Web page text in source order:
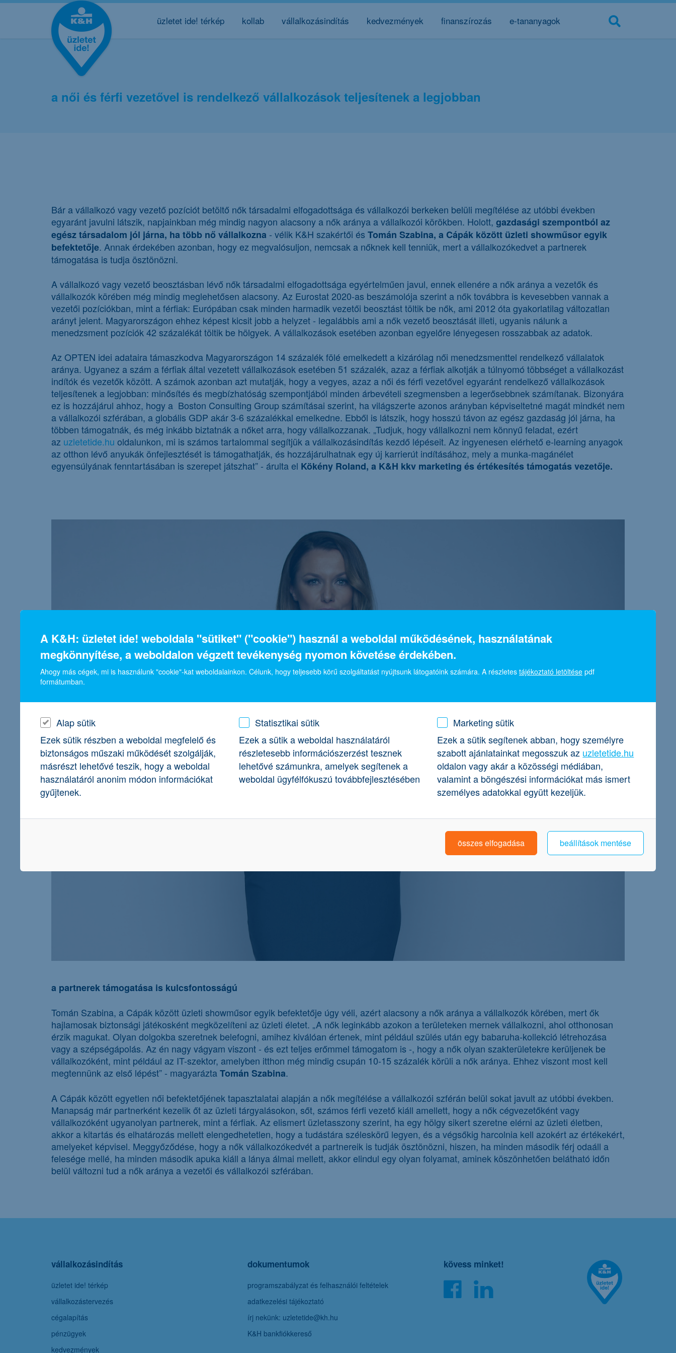
üzletet ide! térkép kollab vállalkozásindítás kedvezmények finanszírozás e-tananyagok
a női és férfi vezetővel is rendelkező vállalkozások teljesítenek a legjobban
Bár a vállalkozó vagy vezető pozíciót betöltő nők társadalmi elfogadottsága és vállalkozói berkeken belüli megítélése az utóbbi években
egyaránt javulni látszik, napjainkban még mindig nagyon alacsony a nők aránya a vállalkozói körökben. Holott, gazdasági szempontból az
egész társadalom jól járna, ha több nő vállalkozna - vélik K&H szakértői és Tomán Szabina, a Cápák között üzleti showműsor egyik
befektetője. Annak érdekében azonban, hogy ez megvalósuljon, nemcsak a nőknek kell tenniük, mert a vállalkozókedvet a partnerek
támogatása is tudja ösztönözni.
A vállalkozó vagy vezető beosztásban lévő nők társadalmi elfogadottsága egyértelműen javul, ennek ellenére a nők aránya a vezetők és
vállalkozók körében még mindig meglehetősen alacsony. Az Eurostat 2020-as beszámolója szerint a nők továbbra is kevesebben vannak a
vezetői pozíciókban, mint a férfiak: Európában csak minden harmadik vezetői beosztást töltik be nők, ami 2012 óta gyakorlatilag változatlan
arányt jelent. Magyarországon ehhez képest kicsit jobb a helyzet - legalábbis ami a nők vezető beosztását illeti, ugyanis nálunk a
menedzsment pozíciók 42 százalékát töltik be hölgyek. A vállalkozások esetében azonban egyelőre lényegesen rosszabbak az adatok.
Az OPTEN idei adataira támaszkodva Magyarországon 14 százalék fölé emelkedett a kizárólag női menedzsmenttel rendelkező vállalatok
aránya. Ugyanez a szám a férfiak által vezetett vállalkozások esetében 51 százalék, azaz a férfiak alkotják a túlnyomó többséget a vállalkozást
indítók és vezetők között. A számok azonban azt mutatják, hogy a vegyes, azaz a női és férfi vezetővel egyaránt rendelkező vállalkozások
teljesítenek a legjobban: minősítés és megbízhatóság szempontjából minden árbevételi szegmensben a legerősebbnek számítanak. Bizonyára
ez is hozzájárul ahhoz, hogy a Boston Consulting Group számításai szerint, ha világszerte azonos arányban képviseltetné magát mindkét nem
a vállalkozói szférában, a globális GDP akár 3-6 százalékkal emelkedne. Ebből is látszik, hogy hosszú távon az egész gazdaság jól járna, ha
többen támogatnák, és még inkább biztatnák a nőket arra, hogy vállalkozzanak. „Tudjuk, hogy vállalkozni nem könnyű feladat, ezért
az uzletetide.hu oldalunkon, mi is számos tartalommal segítjük a vállalkozásindítás kezdő lépéseit. Az ingyenesen elérhető e-learning anyagok
az otthon lévő anyukák önfejlesztését is támogathatják, és hozzájárulhatnak egy új karrierút indításához, mely a munka-magánélet
egyensúlyának fenntartásában is szerepet játszhat” - árulta el Kökény Roland, a K&H kkv marketing és értékesítés támogatás vezetője.
a partnerek támogatása is kulcsfontosságú
Tomán Szabina, a Cápák között üzleti showműsor egyik befektetője úgy véli, azért alacsony a nők aránya a vállalkozók körében, mert ők
hajlamosak biztonsági játékosként megközelíteni az üzleti életet. „A nők leginkább azokon a területeken mernek vállalkozni, ahol otthonosan
érzik magukat. Olyan dolgokba szeretnek belefogni, amihez kiválóan értenek, mint például szülés után egy babaruha-kollekció létrehozása
vagy a szépségápolás. Az én nagy vágyam viszont - és ezt teljes erőmmel támogatom is -, hogy a nők olyan szakterületekre kerüljenek be
vállalkozóként, mint például az IT-szektor, amelyben itthon még mindig csupán 10-15 százalék körüli a nők aránya. Ehhez viszont most kell
megtennünk az első lépést” - magyaráztaTomán Szabina.
A Cápák között egyetlen női befektetőjének tapasztalatai alapján a nők megítélése a vállalkozói szférán belül sokat javult az utóbbi években.
Manapság már partnerként kezelik őt az üzleti tárgyalásokon, sőt, számos férfi vezető kiáll amellett, hogy a nők cégvezetőként vagy
vállalkozóként ugyanolyan partnerek, mint a férfiak. Az elismert üzletasszony szerint, ha egy hölgy sikert szeretne elérni az üzleti életben,
akkor a kitartás és elhatározás mellett elengedhetetlen, hogy a tudástára széleskörű legyen, és a végsőkig harcolnia kell azokért az értékekért,
amelyeket képvisel. Meggyőződése, hogy a nők vállalkozókedvét a partnereik is tudják ösztönözni, hiszen, ha minden második férj odaáll a
felesége mellé, ha minden második apuka kiáll a lánya álmai mellett, akkor elindul egy olyan folyamat, aminek köszönhetően belátható időn
belül változni tud a nők aránya a vezetői és vállalkozói szférában.
vállalkozásindítás
üzletet ide! térkép
vállalkozástervezés
cégalapítás
pénzügyek
kedvezmények
dokumentumok
programszabályzat és felhasználói feltételek
adatkezelési tájékoztató
írj nekünk: uzletetide@kh.hu
K&H bankfiókkereső
kövess minket!
A K&H: üzletet ide! weboldala "sütiket" ("cookie") használ a weboldal működésének, használatának
megkönnyítése, a weboldalon végzett tevékenység nyomon követése érdekében.
Ahogy más cégek, mi is használunk "cookie"-kat weboldalainkon. Célunk, hogy teljesebb körű szolgáltatást nyújtsunk látogatóink számára. A részletes tájékoztató letöltése pdf
formátumban.
Alap sütik
Ezek sütik részben a weboldal megfelelő és
biztonságos műszaki működését szolgálják,
másrészt lehetővé teszik, hogy a weboldal
használatáról anonim módon információkat
gyűjtenek.
Statisztikai sütik
Ezek a sütik a weboldal használatáról
részletesebb információszerzést tesznek
lehetővé számunkra, amelyek segítenek a
weboldal ügyfélfókuszú továbbfejlesztésében
Marketing sütik
Ezek a sütik segítenek abban, hogy személyre
szabott ajánlatainkat megosszuk az uzletetide.hu
oldalon vagy akár a közösségi médiában,
valamint a böngészési információkat más ismert
személyes adatokkal együtt kezeljük.
összes elfogadása beállítások mentése